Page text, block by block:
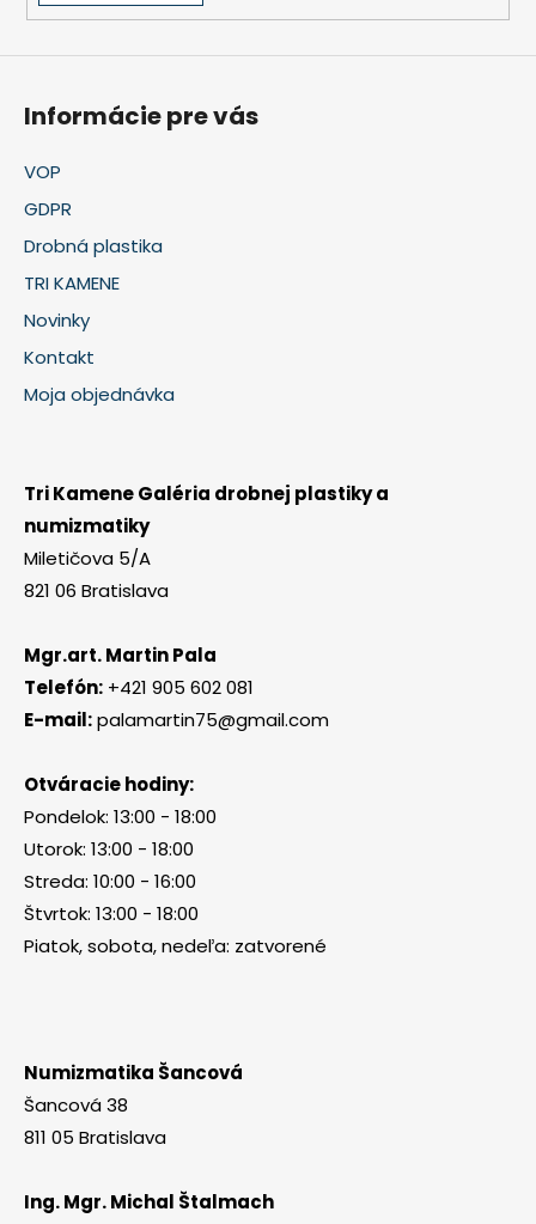
Informácie pre vás
VOP
GDPR
Drobná plastika
TRI KAMENE
Novinky
Kontakt
Moja objednávka
Tri Kamene Galéria drobnej plastiky a
numizmatiky
Miletičova 5/A
821 06 Bratislava
Mgr.art. Martin Pala
Telefón: +421 905 602 081
E-mail:palamartin75@gmail.com
Otváracie hodiny:
Pondelok: 13:00 - 18:00
Utorok: 13:00 - 18:00
Streda: 10:00 - 16:00
Štvrtok: 13:00 - 18:00
Piatok, sobota, nedeľa: zatvorené
Numizmatika Šancová
Šancová 38
811 05 Bratislava
Ing. Mgr. Michal Štalmach